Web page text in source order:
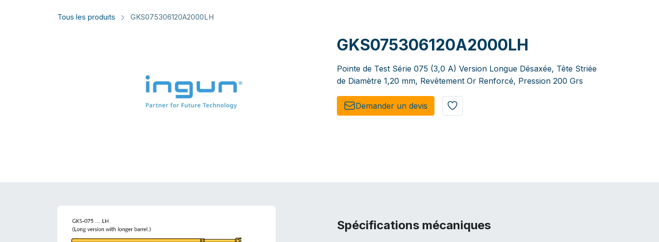
Tous les produits GKS075306120A2000LH
GKS075306120A2000LH
Pointe de Test Série 075 (3,0 A) Version Longue Désaxée, Tête Striée
de Diamètre 1,20 mm, Revêtement Or Renforcé, Pression 200 Grs
Demander un de​​vis​​
Spécifications mécaniques